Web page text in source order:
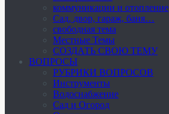
коммуникации и отопление
Cад, двор, гараж, баня…
свободная тема
Местные Темы
СОЗДАТЬ СВОЮ ТЕМУ
ВОПРОСЫ
РУБРИКИ ВОПРОСОВ
Инструменты
Водоснабжение
Сад и Огород